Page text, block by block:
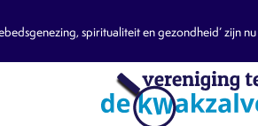
spiritualiteit en gezondheid’ zijn